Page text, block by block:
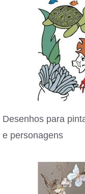
Desenhos para
e personagens